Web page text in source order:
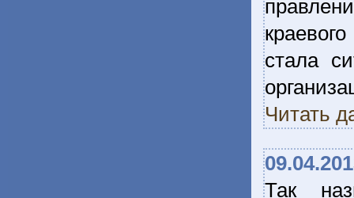
стала
Читать
Так